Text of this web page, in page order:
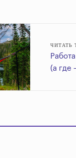
ЧИТАТЬ
(а где